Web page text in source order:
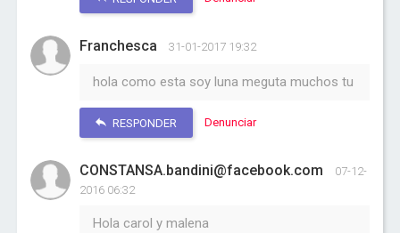
Franchesca 31-01-2017 19:32
hola como esta soy luna meguta muchos tu
RESPONDER Denunciar
CONSTANSA.bandini@facebook.com
07-12-
2016 06:32
Hola carol y malena